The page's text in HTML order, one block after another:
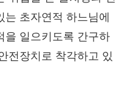
초자연적 하느님에
을 일으키도록 간구하
전장치로 착각하고 있